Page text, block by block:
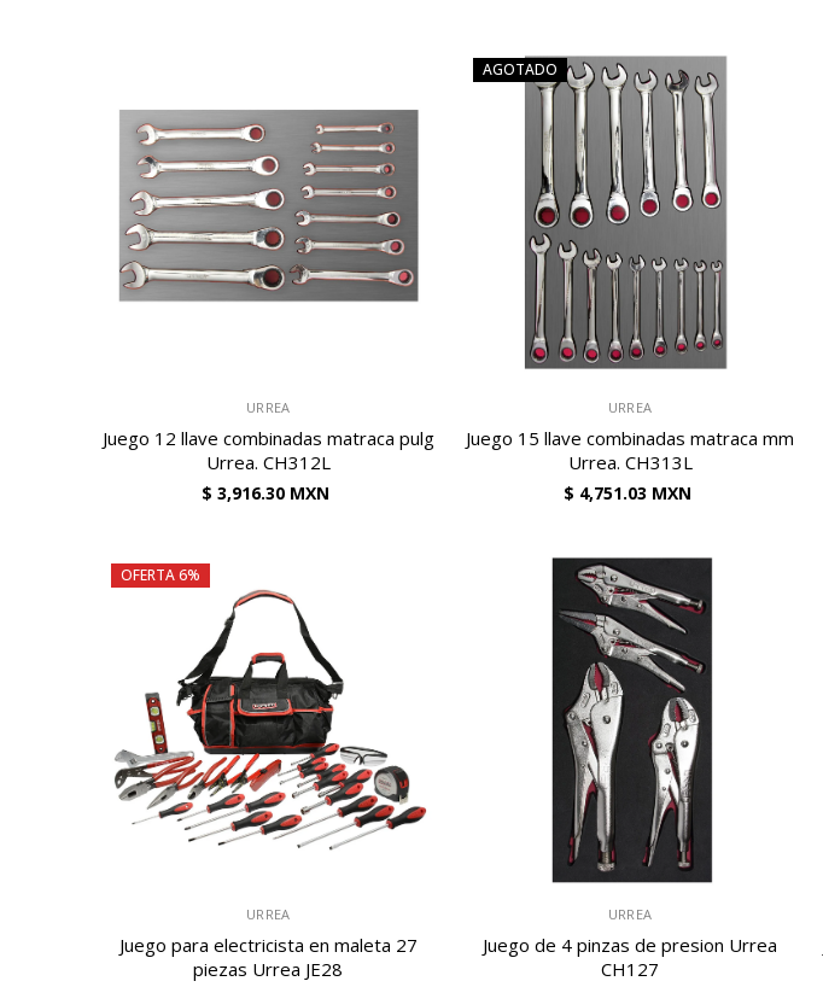
URREA
Juego 12 llave combinadas matraca pulg
Urrea. CH312L
$ 3,916.30 MXN
AGOTADO
URREA
Juego 15 llave combinadas matraca mm
Urrea. CH313L
$ 4,751.03 MXN
OFERTA 6%
URREA
Juego para electricista en maleta 27
piezas Urrea JE28
URREA
Juego de 4 pinzas de presion Urrea
CH127